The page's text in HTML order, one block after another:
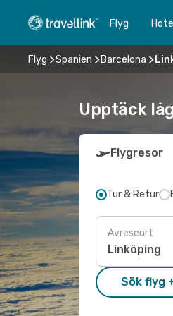
Flyg Hotell
Flyg Spanien Barcelona
Upptäck
Flygresor
Tur & Retur
Avreseort
Sök flyg